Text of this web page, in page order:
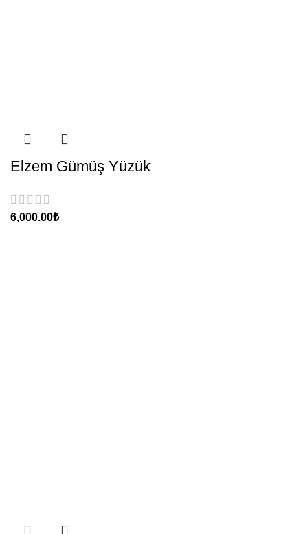
Elzem Gümüş Yüzük
₺